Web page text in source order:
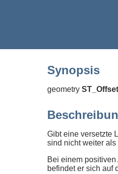
Synopsis
geometry
Gibt eine versetzte
sind nicht weiter
Bei einem
befindet er sich auf